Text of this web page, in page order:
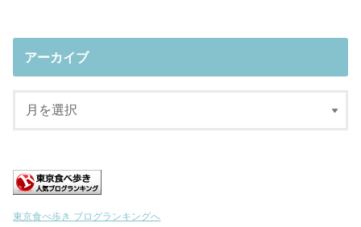
アーカイブ
東京食べ歩き ブログランキングへ